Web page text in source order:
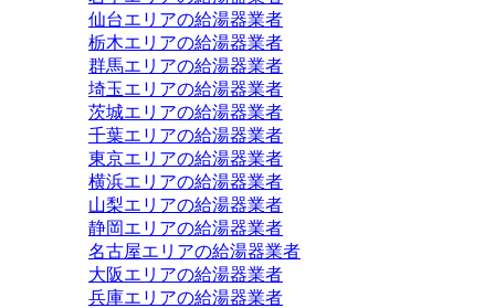
仙台エリアの給湯器業者
栃木エリアの給湯器業者
群馬エリアの給湯器業者
埼玉エリアの給湯器業者
茨城エリアの給湯器業者
千葉エリアの給湯器業者
東京エリアの給湯器業者
横浜エリアの給湯器業者
山梨エリアの給湯器業者
静岡エリアの給湯器業者
名古屋エリアの給湯器業者
大阪エリアの給湯器業者
兵庫エリアの給湯器業者